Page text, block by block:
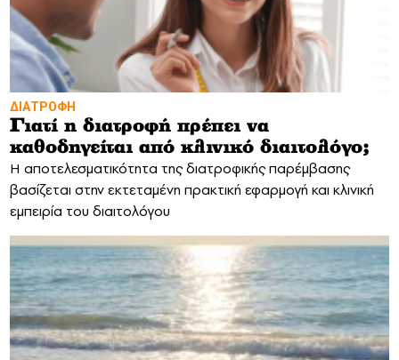
ΔΙΑΤΡΟΦΗ
Γιατί η διατροφή πρέπει να
καθοδηγείται από κλινικό διαιτολόγο;
Η αποτελεσματικότητα της διατροφικής παρέμβασης
βασίζεται στην εκτεταμένη πρακτική εφαρμογή και κλινική
εμπειρία του διαιτολόγου